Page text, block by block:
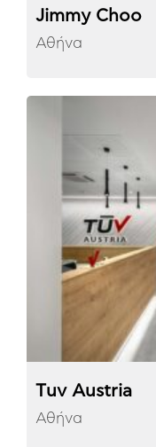
Jimmy Choo
Αθήνα
Τuv Austria
Αθήνα